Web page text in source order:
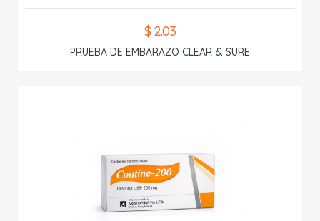
$ 2.03
PRUEBA DE EMBARAZO CLEAR & SURE